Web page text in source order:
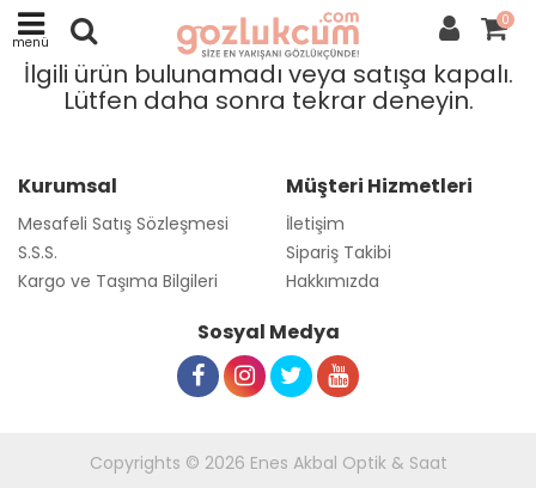
menü
0
İlgili ürün bulunamadı veya satışa kapalı.
Lütfen daha sonra tekrar deneyin.
Kurumsal
Mesafeli Satış Sözleşmesi
S.S.S.
Kargo ve Taşıma Bilgileri
Müşteri Hizmetleri
İletişim
Sipariş Takibi
Hakkımızda
Sosyal Medya
Copyrights © 2026 Enes Akbal Optik & Saat